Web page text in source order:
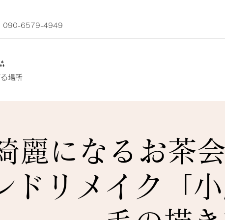
090-6579-4949
場所
麗になるお茶
ドリメイク「